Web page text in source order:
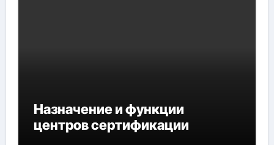
Назначение и функции
центров сертификации